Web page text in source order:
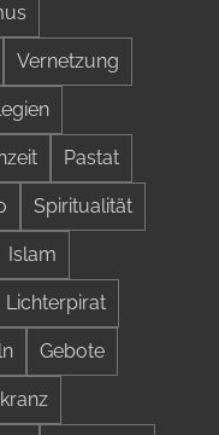
Vernetzung
Pastat
Spiritualität
Islam
Lichterpirat
Gebote